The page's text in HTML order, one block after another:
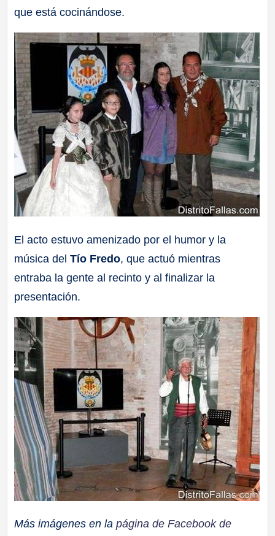
que está cocinándose.
El acto estuvo amenizado por el humor y la
música delTío Fredo, que actuó mientras
entraba la gente al recinto y al finalizar la
presentación.
Más imágenes en lapágina de Facebook de